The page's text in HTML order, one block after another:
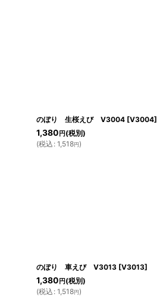
のぼり 生桜えび V3004 [V3004]
1,380 円 (税別)
(税込 : 1,518円)
のぼり 車えび V3013 [V3013]
1,380 円 (税別)
(税込 : 1,518円)